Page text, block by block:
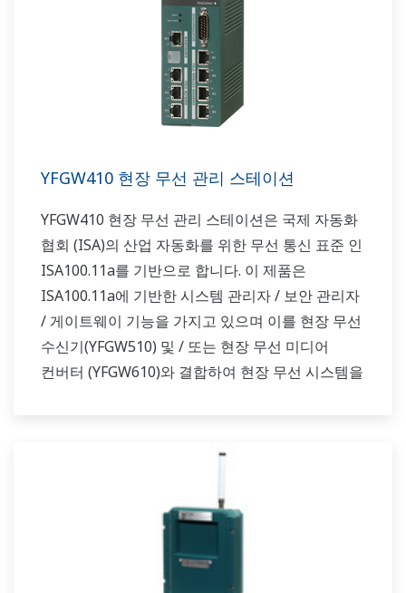
YFGW410 현장 무선 관리 스테이션
YFGW410 현장 무선 관리 스테이션은 국제 자동화
협회 (ISA)의 산업 자동화를 위한 무선 통신 표준 인
ISA100.11a를 기반으로 합니다. 이 제품은
ISA100.11a에 기반한 시스템 관리자 / 보안 관리자
/ 게이트웨이 기능을 가지고 있으며 이를 현장 무선
수신기(YFGW510) 및 / 또는 현장 무선 미디어
컨버터 (YFGW610)와 결합하여 현장 무선 시스템을